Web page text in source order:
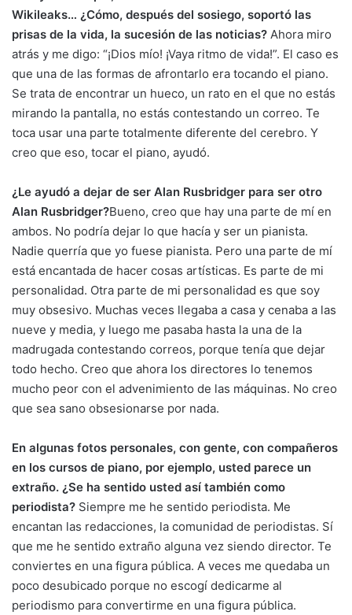
Wikileaks… ¿Cómo, después del sosiego, soportó las
prisas de la vida, la sucesión de las noticias? Ahora miro
atrás y me digo: “¡Dios mío! ¡Vaya ritmo de vida!”. El caso es
que una de las formas de afrontarlo era tocando el piano.
Se trata de encontrar un hueco, un rato en el que no estás
mirando la pantalla, no estás contestando un correo. Te
toca usar una parte totalmente diferente del cerebro. Y
creo que eso, tocar el piano, ayudó.
¿Le ayudó a dejar de ser Alan Rusbridger para ser otro
Alan Rusbridger?Bueno, creo que hay una parte de mí en
ambos. No podría dejar lo que hacía y ser un pianista.
Nadie querría que yo fuese pianista. Pero una parte de mí
está encantada de hacer cosas artísticas. Es parte de mi
personalidad. Otra parte de mi personalidad es que soy
muy obsesivo. Muchas veces llegaba a casa y cenaba a las
nueve y media, y luego me pasaba hasta la una de la
madrugada contestando correos, porque tenía que dejar
todo hecho. Creo que ahora los directores lo tenemos
mucho peor con el advenimiento de las máquinas. No creo
que sea sano obsesionarse por nada.
En algunas fotos personales, con gente, con compañeros
en los cursos de piano, por ejemplo, usted parece un
extraño. ¿Se ha sentido usted así también como
periodista? Siempre me he sentido periodista. Me
encantan las redacciones, la comunidad de periodistas. Sí
que me he sentido extraño alguna vez siendo director. Te
conviertes en una figura pública. A veces me quedaba un
poco desubicado porque no escogí dedicarme al
periodismo para convertirme en una figura pública.